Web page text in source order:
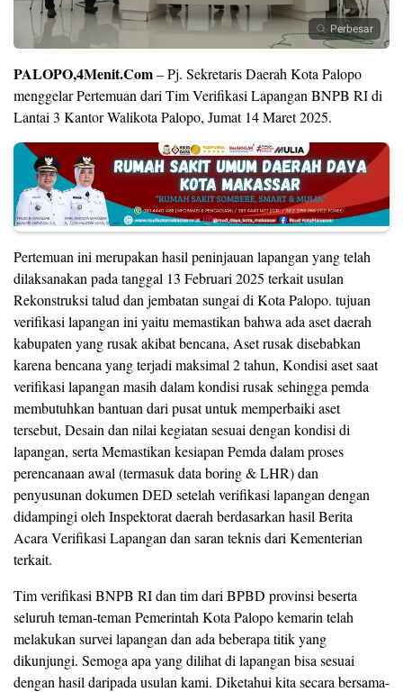
Perbesar
PALOPO,4Menit.Com– Pj. Sekretaris Daerah Kota Palopo
menggelar Pertemuan dari Tim Verifikasi Lapangan BNPB RI di
Lantai 3 Kantor Walikota Palopo, Jumat 14 Maret 2025.
Pertemuan ini merupakan hasil peninjauan lapangan yang telah
dilaksanakan pada tanggal 13 Februari 2025 terkait usulan
Rekonstruksi talud dan jembatan sungai di Kota Palopo. tujuan
verifikasi lapangan ini yaitu memastikan bahwa ada aset daerah
kabupaten yang rusak akibat bencana, Aset rusak disebabkan
karena bencana yang terjadi maksimal 2 tahun, Kondisi aset saat
verifikasi lapangan masih dalam kondisi rusak sehingga pemda
membutuhkan bantuan dari pusat untuk memperbaiki aset
tersebut, Desain dan nilai kegiatan sesuai dengan kondisi di
lapangan, serta Memastikan kesiapan Pemda dalam proses
perencanaan awal (termasuk data boring & LHR) dan
penyusunan dokumen DED setelah verifikasi lapangan dengan
didampingi oleh Inspektorat daerah berdasarkan hasil Berita
Acara Verifikasi Lapangan dan saran teknis dari Kementerian
terkait.
Tim verifikasi BNPB RI dan tim dari BPBD provinsi beserta
seluruh teman-teman Pemerintah Kota Palopo kemarin telah
melakukan survei lapangan dan ada beberapa titik yang
dikunjungi. Semoga apa yang dilihat di lapangan bisa sesuai
dengan hasil daripada usulan kami. Diketahui kita secara bersama-